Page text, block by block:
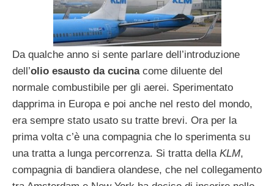
Da qualche anno si sente parlare dell’introduzione
dell’olio esausto da cucinacome diluente del
normale combustibile per gli aerei. Sperimentato
dapprima in Europa e poi anche nel resto del mondo,
era sempre stato usato su tratte brevi. Ora per la
prima volta c’è una compagnia che lo sperimenta su
una tratta a lunga percorrenza. Si tratta della KLM,
compagnia di bandiera olandese, che nel collegamento